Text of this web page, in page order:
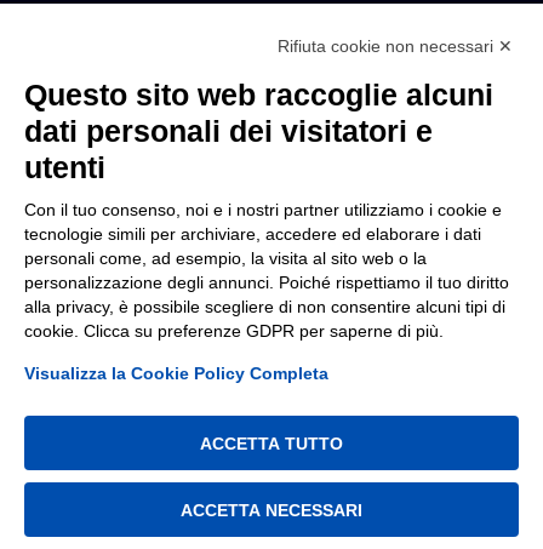
Terms of sale
Withdrawal Form
LANGUAGES
Italiano(Italian
Español(Spanish)
Deutsch(German)
Français( )
© 2026 DRIBBLIUM - Home Soccer Training. VAT number:
Rifiuta cookie non necessari ✕
Questo sito web raccoglie alcuni
dati personali dei visitatori e
utenti
Con il tuo consenso, noi e i nostri partner utilizziamo i cookie e
tecnologie simili per archiviare, accedere ed elaborare i dati
personali come, ad esempio, la visita al sito web o la
personalizzazione degli annunci. Poiché rispettiamo il tuo diritto
alla privacy, è possibile scegliere di non consentire alcuni tipi di
cookie. Clicca su preferenze GDPR per saperne di più.
Visualizza la Cookie Policy Completa
ACCETTA TUTTO
ACCETTA NECESSARI